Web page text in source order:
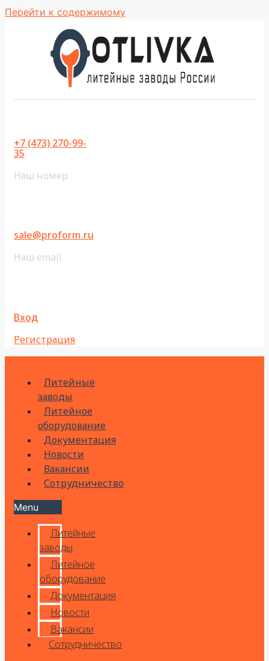
Перейти к содержимому
+7 (473) 270-99-
35
Наш номер
sale@proform.ru
Наш email
Вход
Регистрация
Литейные
заводы
Литейное
оборудование
Документация
Новости
Вакансии
Сотрудничество
Menu
Литейные
заводы
Литейное
оборудование
Документация
Новости
Вакансии
Сотрудничество